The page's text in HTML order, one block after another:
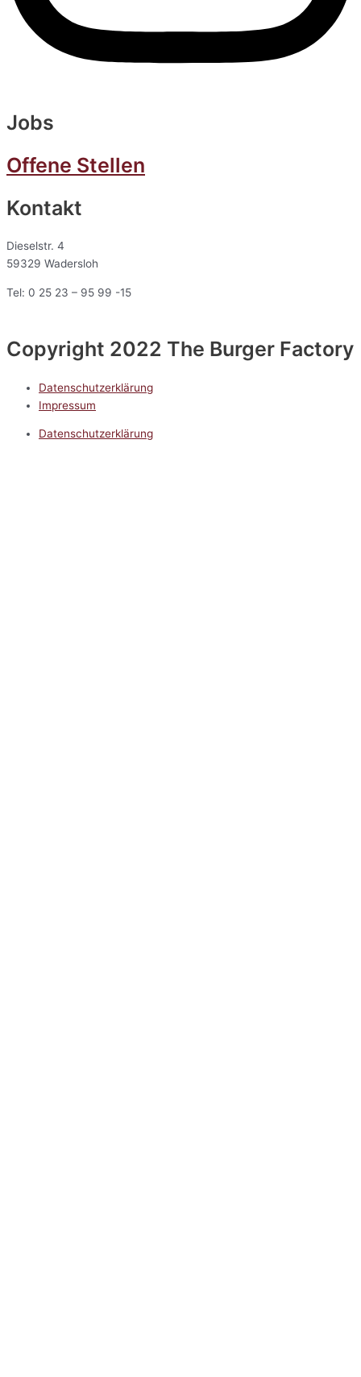
Jobs
Offene Stellen
Kontakt
Dieselstr. 4
59329 Wadersloh
Tel: 0 25 23 – 95 99 -15
Copyright 2022 The Burger Factory
Datenschutzerklärung
Impressum
Datenschutzerklärung